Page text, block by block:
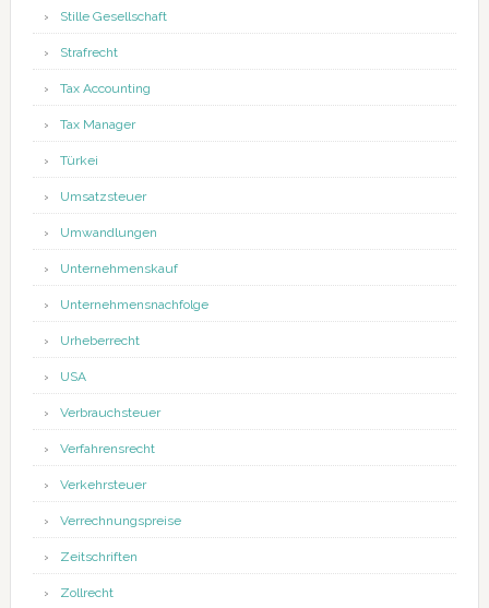
Stille Gesellschaft
Strafrecht
Tax Accounting
Tax Manager
Türkei
Umsatzsteuer
Umwandlungen
Unternehmenskauf
Unternehmensnachfolge
Urheberrecht
USA
Verbrauchsteuer
Verfahrensrecht
Verkehrsteuer
Verrechnungspreise
Zeitschriften
Zollrecht